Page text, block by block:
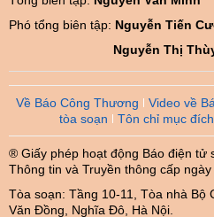
Phó tổng biên tập: Nguyễn Tiến
Nguyễn Thị
Về Báo Công Thương Video về
tòa soạn
Tôn chỉ mục đích
® Giấy phép hoạt động Báo điện tử
Thông tin và Truyền thông cấp
Tòa soạn: Tầng 10-11, Tòa nhà Bộ
Văn Đồng, Nghĩa Đô, Hà Nội.